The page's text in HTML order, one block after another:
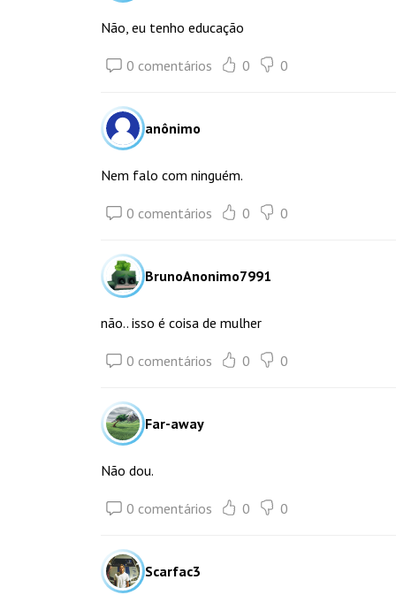
Não, eu tenho educação
0 comentários 0 0
anônimo
Nem falo com ninguém.
0 comentários 0 0
BrunoAnonimo7991
não.. isso é coisa de mulher
0 comentários 0 0
Far-away
Não dou.
0 comentários 0 0
Scarfac3